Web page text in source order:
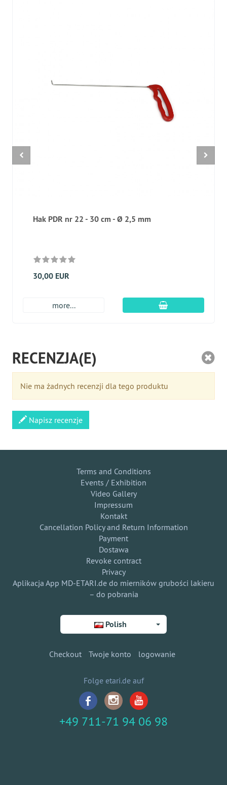
Hak PDR nr 22 - 30 cm - Ø 2,5 mm
30,00 EUR
more... dodaj do
RECENZJA(E)
Nie ma żadnych recenzji dla tego produktu
Napisz recenzje
Terms and Conditions
Events / Exhibition
Video Gallery
Impressum
Kontakt
Cancellation Policy and Return Information
Payment
Dostawa
Revoke contract
Privacy
Aplikacja App MD-ETARI.de do mierników grubości lakieru
– do pobrania
Polish
Checkout Twoje konto logowanie
Folge etari.de auf
+49 711-71 94 06 98